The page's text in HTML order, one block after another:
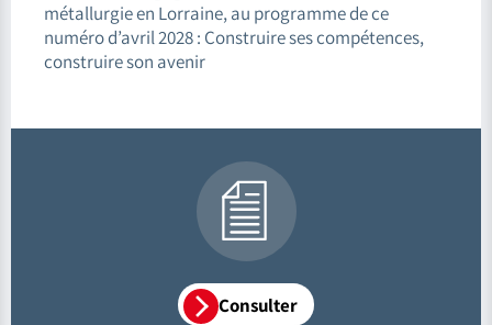
métallurgie en Lorraine, au programme de ce
numéro d’avril 2028 : Construire ses compétences,
construire son avenir
Consulter